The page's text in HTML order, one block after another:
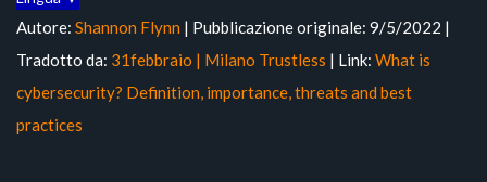
Autore: Shannon Flynn | Pubblicazione originale: 9/5/2022 |
Tradotto da: 31febbraio | Milano Trustless | Link: What is
cybersecurity? Definition, importance, threats and best
practices